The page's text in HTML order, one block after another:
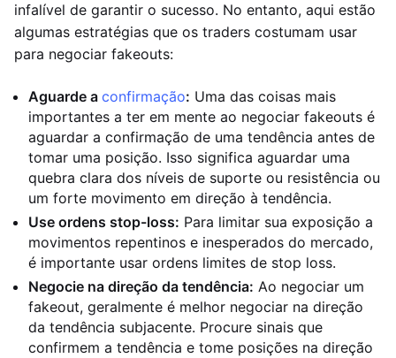
infalível de garantir o sucesso. No entanto, aqui estão
algumas estratégias que os traders costumam usar
para negociar fakeouts:
Aguarde a confirmação: Uma das coisas mais
importantes a ter em mente ao negociar fakeouts é
aguardar a confirmação de uma tendência antes de
tomar uma posição. Isso significa aguardar uma
quebra clara dos níveis de suporte ou resistência ou
um forte movimento em direção à tendência.
Use ordens stop-loss: Para limitar sua exposição a
movimentos repentinos e inesperados do mercado,
é importante usar ordens limites de stop loss.
Negocie na direção da tendência: Ao negociar um
fakeout, geralmente é melhor negociar na direção
da tendência subjacente. Procure sinais que
confirmem a tendência e tome posições na direção